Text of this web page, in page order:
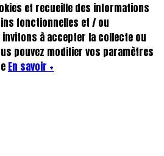
et recueille des informations
fonctionnelles et / ou
à accepter la collecte ou
pouvez modifier vos paramètres
En savoir +